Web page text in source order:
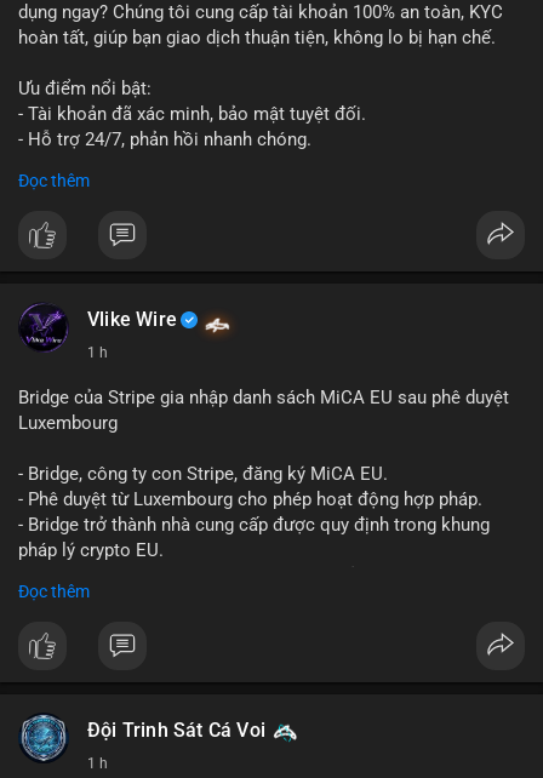
dụng ngay? Chúng tôi cung cấp tài khoản 100% an toàn, KYC
hoàn tất, giúp bạn giao dịch thuận tiện, không lo bị hạn chế.
Ưu điểm nổi bật:
- Tài khoản đã xác minh, bảo mật tuyệt đối.
- Hỗ trợ 24/7, phản hồi nhanh chóng.
nay:
📞 WhatsApp: +1 660 215-8938
📧 Email: localpvashop@gmail.com
Đọc thêm
Vlike Wire
1 h
Bridge của Stripe gia nhập danh sách MiCA EU sau phê duyệt
Luxembourg
- Bridge, công ty con Stripe, đăng ký MiCA EU.
- Phê duyệt từ Luxembourg cho phép hoạt động hợp pháp.
- Bridge trở thành nhà cung cấp được quy định trong khung
pháp lý crypto EU.
#luxembourg
#vlikevn #titanbot
Đọc thêm
Đội Trinh Sát Cá Voi
1 h